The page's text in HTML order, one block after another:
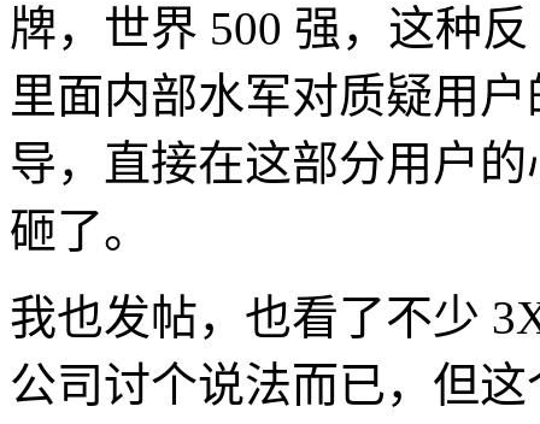
牌，世界 500 强，这种
里面内部水军对质疑用
导，直接在这部分用户
砸了。
我也发帖，也看了不少
公司讨个说法而已，但